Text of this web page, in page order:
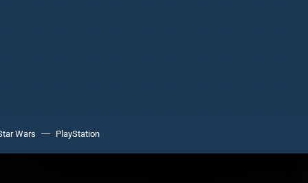
Wars PlayStation